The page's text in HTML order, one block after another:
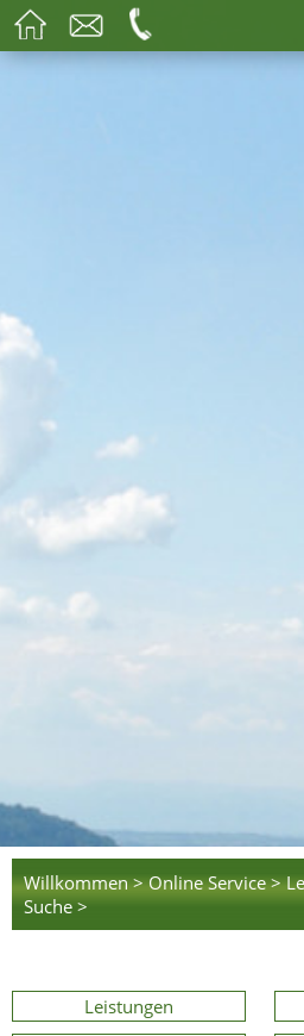
Willkommen > Online Service >
Suche >
Leistungen